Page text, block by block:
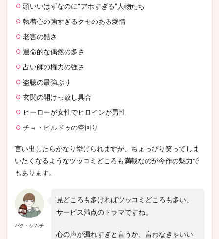
頭いいはずなのに“アホすぎる”人物たち
執着心の強すぎるクセのある愛情
老害の酷さ
運命的な偶然の多さ
占い師の権力の強さ
盗聴の最強ぶり
玄関の開けっ放し具合
ヒーローが女性でヒロインが男性
チョ・ピルドゥの空回り
言い出したらかなり挙げられますが、ちょっぴり笑ってしま
いたくなるようなツッコミどころも満載なのが今作の魅力で
もあります。
パク・ケムチ
見どころも多ければツッコミどころも多い、
サービス満点のドラマですね。
心の声が漏れすぎと言うか、言わなきゃいい